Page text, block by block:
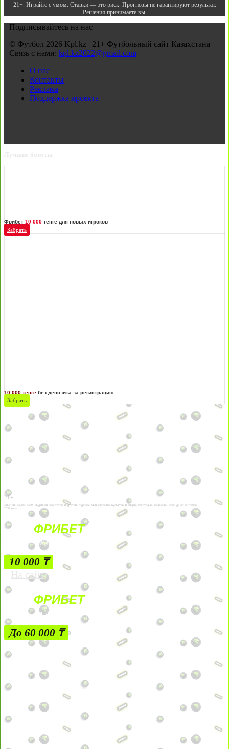
21+. Играйте с умом. Ставки — это риск. Прогнозы не гарантируют результат.
Решения принимаете вы.
Подписывайтесь на нас
© Футбол 2026 Kpl.kz | 21+ Футбольный сайт Казахстана |
Связь с нами: kpl.kz2022@gmail.com
О нас
Контакты
Реклама
Поддержка проекта
Лучшие бонусы
Фрибет 10 000 тенге для новых игроков
Забрать
10 000 тенге без депозита за регистрацию
Забрать
21+
Лицензии №24514359, выданной комитетом индустрии туризма Министерства культуры и спорта Республики Казахстан срок до 27 сентября
2034 года.
ФРИБЕТ
БЕЗ УСЛОВИЙ
10 000 ₸
На сайт
ФРИБЕТ
ЗА ДЕПОЗИТЫ
До 60 000 ₸